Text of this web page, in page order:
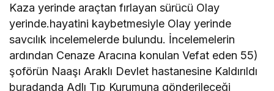
Kaza yerinde araçtan fırlayan sürücü Olay
yerinde.hayatini kaybetmesiyle Olay yerinde
savcılık incelemelerde bulundu. İncelemelerin
ardından Cenaze Aracına konulan Vefat eden 55)
şoförün Naaşı Araklı Devlet hastanesine Kaldırıldı
buradanda Adlı Tıp Kurumuna gönderileceği